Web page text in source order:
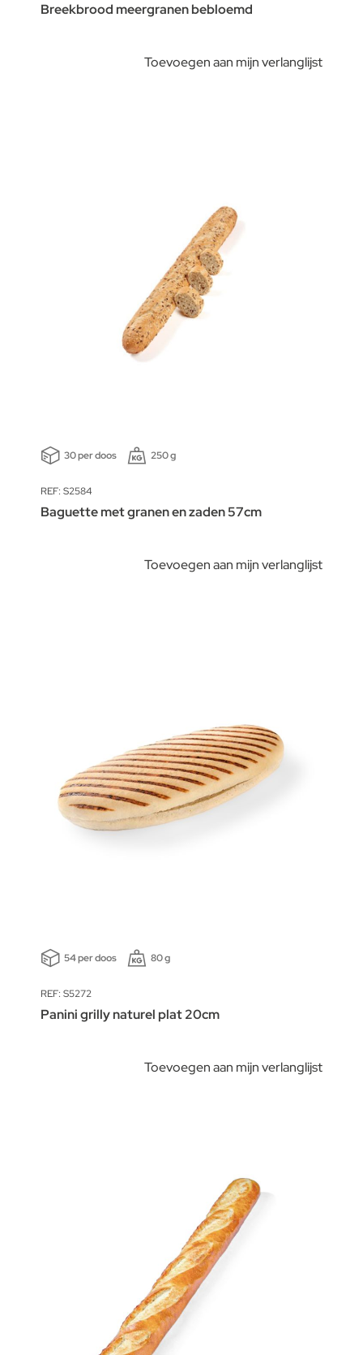
Breekbrood meergranen bebloemd
Toevoegen aan mijn verlanglijst
30 per doos 250 g
REF: S2584
Baguette met granen en zaden 57cm
Toevoegen aan mijn verlanglijst
54 per doos 80 g
REF: S5272
Panini grilly naturel plat 20cm
Toevoegen aan mijn verlanglijst